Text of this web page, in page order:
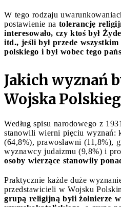
W tego rodzaju
postawienie na tolerancję
interesowało, czy ktoś był
itd., jeśli był przede
polskiego i był wobec tego
Jakich wyznań
Wojska
Według spisu narodowego z
stanowili wierni pięciu wyznań:
(64,8%), prawosławni (11,8%),
wyznawcy judaizmu (9,8%) i
osoby wierzące stanowiły
Praktycznie każde duże
przedstawicieli w Wojsku
grupą religijną byli żołnierze